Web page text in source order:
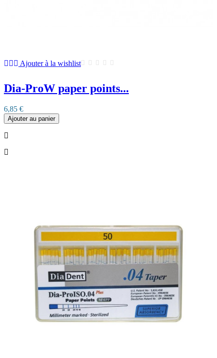
Ajouter à la wishlist
Dia-ProW paper points...
6,85 €
Ajouter au panier